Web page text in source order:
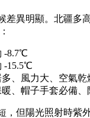
差異明顯。北疆多
-8.7℃
-15.5℃
、風力大、空氣
、帽子手套必備
，但陽光照射時紫